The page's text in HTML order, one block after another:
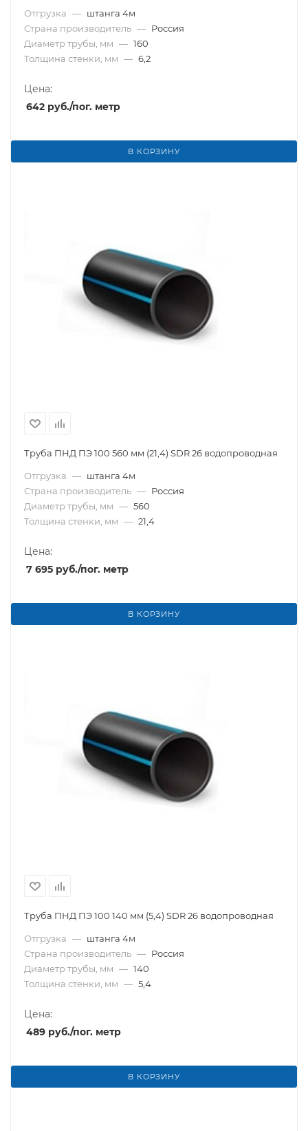
Отгрузка — штанга 4м
Страна производитель — Россия
Диаметр трубы, мм — 160
Толщина стенки, мм — 6,2
Цена:
642 руб./пог. метр
В КОРЗИНУ
Труба ПНД ПЭ 100 560 мм (21,4) SDR 26 водопроводная
Отгрузка — штанга 4м
Страна производитель — Россия
Диаметр трубы, мм — 560
Толщина стенки, мм — 21,4
Цена:
7 695 руб./пог. метр
В КОРЗИНУ
Труба ПНД ПЭ 100 140 мм (5,4) SDR 26 водопроводная
Отгрузка — штанга 4м
Страна производитель — Россия
Диаметр трубы, мм — 140
Толщина стенки, мм — 5,4
Цена:
489 руб./пог. метр
В КОРЗИНУ